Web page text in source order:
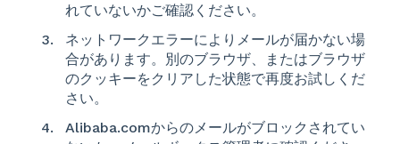
れていないかご確認ください。
ネットワークエラーによりメールが届かない場
合があります。別のブラウザ、またはブラウザ
のクッキーをクリアした状態で再度お試しくだ
さい。
Alibaba.comからのメールがブロックされてい